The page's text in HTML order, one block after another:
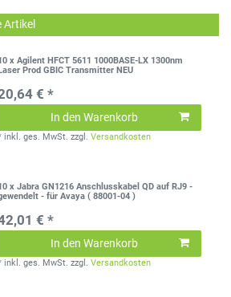
Artikel
x Agilent HFCT 5611 1000BASE-LX 1300nm
Laser Prod GBIC Transmitter NEU
€ *
In den Warenkorb
inkl. ges. MwSt. zzgl.Versandkosten
x Jabra GN1216 Anschlusskabel QD auf RJ9 -
- für Avaya ( 88001-04 )
€ *
In den Warenkorb
inkl. ges. MwSt. zzgl.Versandkosten